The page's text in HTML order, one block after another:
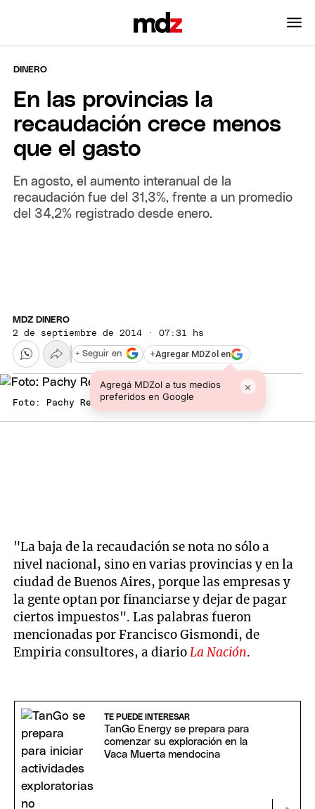
DINERO
En las provincias la
recaudación crece menos
que el gasto
En agosto, el aumento interanual de la
recaudación fue del 31,3%, frente a un promedio
del 34,2% registrado desde enero.
MDZ DINERO
2 de septiembre de 2014 · 07:31 hs
+Agregar MDZol en
Agregá MDZol a tus medios
preferidos en Google
×
+ Seguir en
Foto: Pachy Reynoso/MDZ
"La baja de la recaudación se nota no sólo a
nivel nacional, sino en varias provincias y en la
ciudad de Buenos Aires, porque las empresas y
la gente optan por financiarse y dejar de pagar
ciertos impuestos". Las palabras fueron
mencionadas por Francisco Gismondi, de
Empiria consultores, a diarioLa Nación.
TE PUEDE INTERESAR
TanGo Energy se prepara para
comenzar su exploración en la
Vaca Muerta mendocina